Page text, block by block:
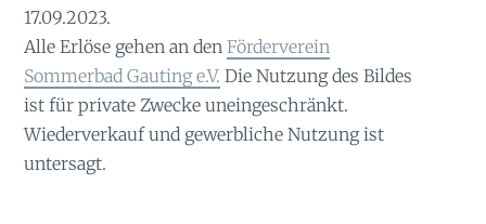
17.09.2023.
Alle Erlöse gehen an denFörderverein
Sommerbad Gauting e.V. Die Nutzung des Bildes
ist für private Zwecke uneingeschränkt.
Wiederverkauf und gewerbliche Nutzung ist
untersagt.